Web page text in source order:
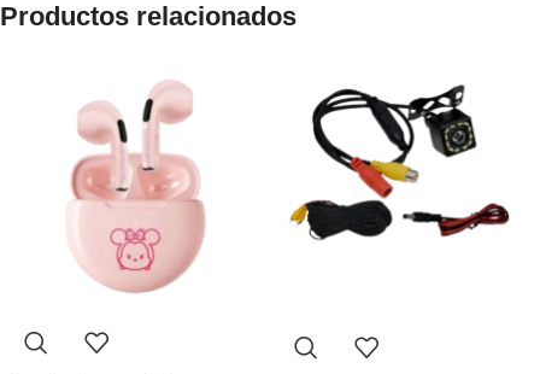
Productos relacionados